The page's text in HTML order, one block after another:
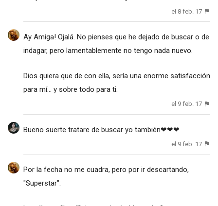
el 8 feb. 17
Ay Amiga! Ojalá. No pienses que he dejado de buscar o de
indagar, pero lamentablemente no tengo nada nuevo.
Dios quiera que de con ella, sería una enorme satisfacción
para mí... y sobre todo para ti.
el 9 feb. 17
Bueno suerte tratare de buscar yo también❤❤❤
el 9 feb. 17
Por la fecha no me cuadra, pero por ir descartando,
"Superstar":